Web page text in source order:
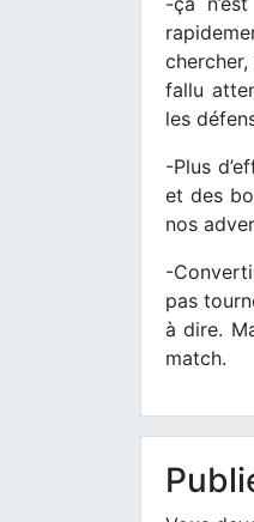
fallu
les
-Plus
et des
nos
-
pas
à dire.
match.